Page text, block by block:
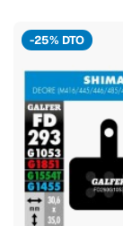
-25% DTO